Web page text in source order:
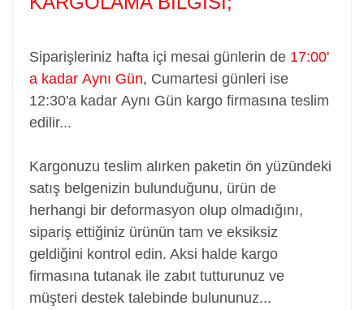
Siparişleriniz hafta içi mesai günlerin de 17:00'
a kadar Aynı Gün, Cumartesi günleri ise
12:30'a kadar Aynı Gün kargo firmasına teslim
edilir...
Kargonuzu teslim alırken paketin ön yüzündeki
satış belgenizin bulunduğunu, ürün de
herhangi bir deformasyon olup olmadığını,
sipariş ettiğiniz ürünün tam ve eksiksiz
geldiğini kontrol edin. Aksi halde kargo
firmasına tutanak ile zabıt tutturunuz ve
müşteri destek talebinde bulununuz...